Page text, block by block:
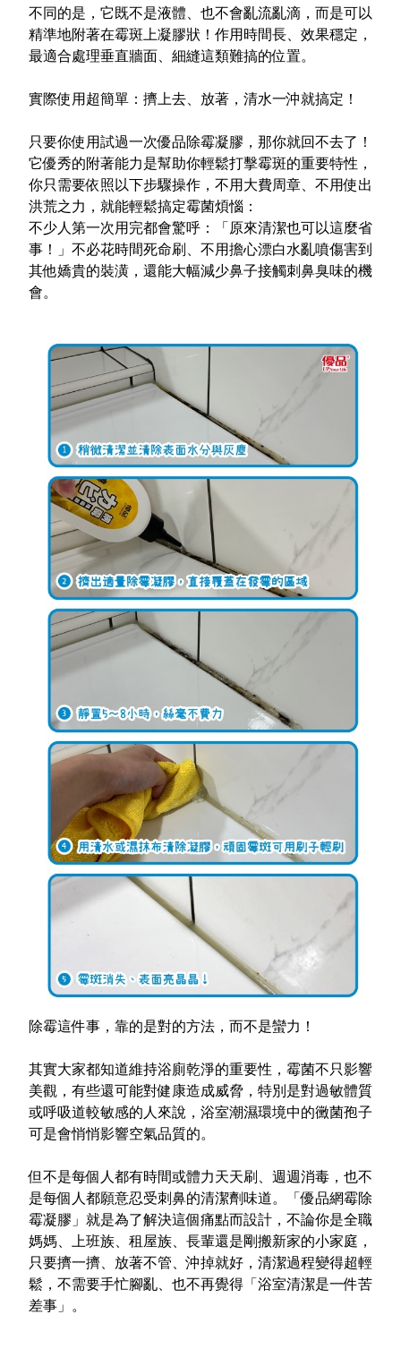
不同的是，它既不是液體、也不會亂流亂滴，而是可以
精準地附著在霉斑上凝膠狀！作用時間長、效果穩定，
最適合處理垂直牆面、細縫這類難搞的位置。
實際使用超簡單：擠上去、放著，清水一沖就搞定！
只要你使用試過一次優品除霉凝膠，那你就回不去了！
它優秀的附著能力是幫助你輕鬆打擊霉斑的重要特性，
你只需要依照以下步驟操作，不用大費周章、不用使出
洪荒之力，就能輕鬆搞定霉菌煩惱：
不少人第一次用完都會驚呼：「原來清潔也可以這麼省
事！」不必花時間死命刷、不用擔心漂白水亂噴傷害到
其他嬌貴的裝潢，還能大幅減少鼻子接觸刺鼻臭味的機
會。
除霉這件事，靠的是對的方法，而不是蠻力！
其實大家都知道維持浴廁乾淨的重要性，霉菌不只影響
美觀，有些還可能對健康造成威脅，特別是對過敏體質
或呼吸道較敏感的人來說，浴室潮濕環境中的黴菌孢子
可是會悄悄影響空氣品質的。
但不是每個人都有時間或體力天天刷、週週消毒，也不
是每個人都願意忍受刺鼻的清潔劑味道。「優品網霉除
霉凝膠」就是為了解決這個痛點而設計，不論你是全職
媽媽、上班族、租屋族、長輩還是剛搬新家的小家庭，
只要擠一擠、放著不管、沖掉就好，清潔過程變得超輕
鬆，不需要手忙腳亂、也不再覺得「浴室清潔是一件苦
差事」。